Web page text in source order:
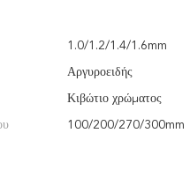
1.0/1.2/1.4/1.6mm
Αργυροειδής
Κιβώτιο χρώματος
100/200/270/300mm